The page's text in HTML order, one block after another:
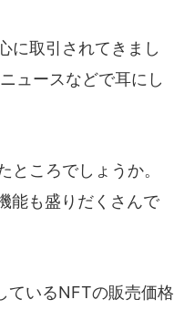
に取引されてきまし
ュースなどで耳にし
ころでしょうか。
能も盛りだくさんで
ているNFTの販売価格